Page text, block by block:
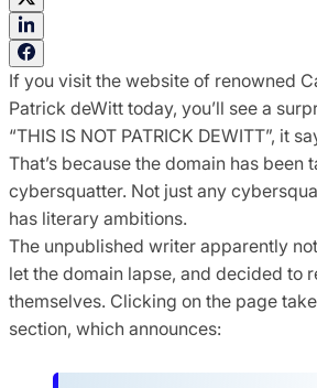
If you visit the website of renowned
Patrick deWitt today, you’ll see a
“THIS IS NOT PATRICK DEWITT”, it
That’s because the domain has been
cybersquatter. Not just any
has literary ambitions.
The unpublished writer apparently
let the domain lapse, and decided to
themselves. Clicking on the page
section, which announces: